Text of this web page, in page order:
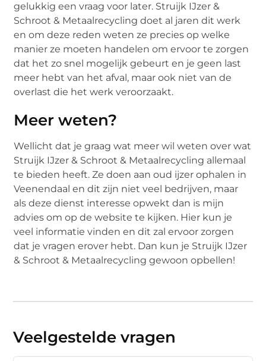
gelukkig een vraag voor later. Struijk IJzer &
Schroot & Metaalrecycling doet al jaren dit werk
en om deze reden weten ze precies op welke
manier ze moeten handelen om ervoor te zorgen
dat het zo snel mogelijk gebeurt en je geen last
meer hebt van het afval, maar ook niet van de
overlast die het werk veroorzaakt.
Meer weten?
Wellicht dat je graag wat meer wil weten over wat
Struijk IJzer & Schroot & Metaalrecycling allemaal
te bieden heeft. Ze doen aan oud ijzer ophalen in
Veenendaal en dit zijn niet veel bedrijven, maar
als deze dienst interesse opwekt dan is mijn
advies om op de website te kijken. Hier kun je
veel informatie vinden en dit zal ervoor zorgen
dat je vragen erover hebt. Dan kun je Struijk IJzer
& Schroot & Metaalrecycling gewoon opbellen!
Veelgestelde vragen